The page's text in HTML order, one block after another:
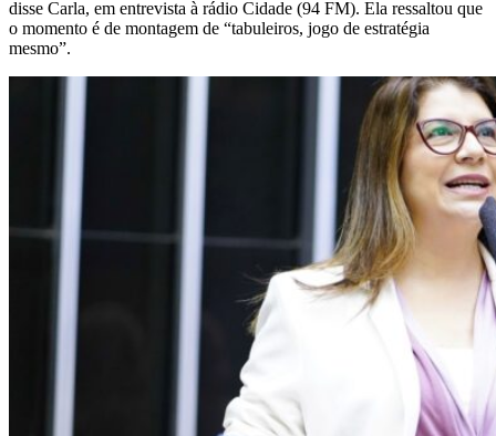
disse Carla, em entrevista à rádio Cidade (94 FM). Ela ressaltou que
o momento é de montagem de “tabuleiros, jogo de estratégia
mesmo”.